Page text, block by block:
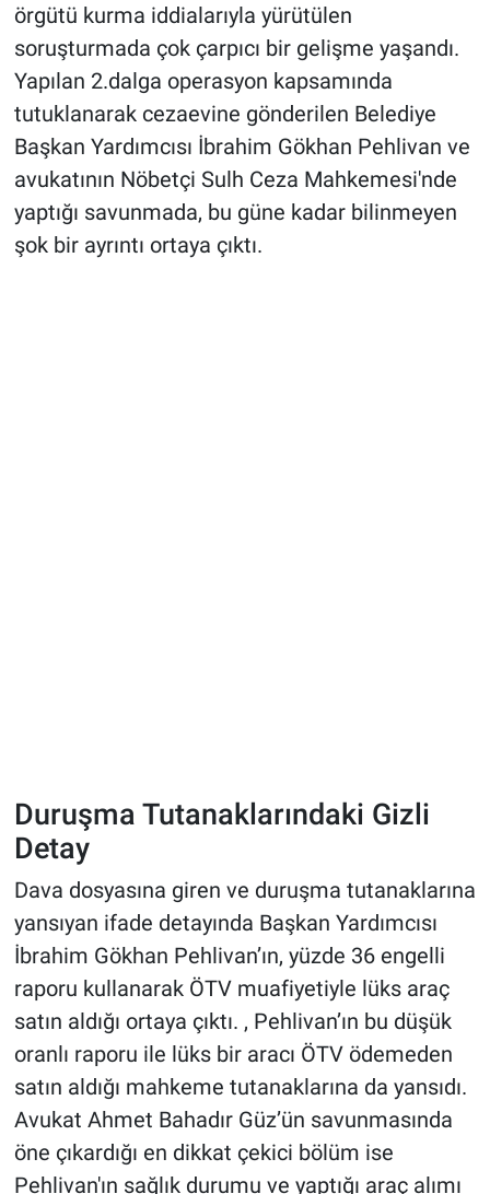
örgütü kurma iddialarıyla yürütülen
soruşturmada çok çarpıcı bir gelişme yaşandı.
Yapılan 2.dalga operasyon kapsamında
tutuklanarak cezaevine gönderilen Belediye
Başkan Yardımcısı İbrahim Gökhan Pehlivan ve
avukatının Nöbetçi Sulh Ceza Mahkemesi'nde
yaptığı savunmada, bu güne kadar bilinmeyen
şok bir ayrıntı ortaya çıktı.
Duruşma Tutanaklarındaki Gizli
Detay
Dava dosyasına giren ve duruşma tutanaklarına
yansıyan ifade detayında Başkan Yardımcısı
İbrahim Gökhan Pehlivan’ın, yüzde 36 engelli
raporu kullanarak ÖTV muafiyetiyle lüks araç
satın aldığı ortaya çıktı. , Pehlivan’ın bu düşük
oranlı raporu ile lüks bir aracı ÖTV ödemeden
satın aldığı mahkeme tutanaklarına da yansıdı.
Avukat Ahmet Bahadır Güz’ün savunmasında
öne çıkardığı en dikkat çekici bölüm ise
Pehlivan'ın sağlık durumu ve yaptığı araç alımı